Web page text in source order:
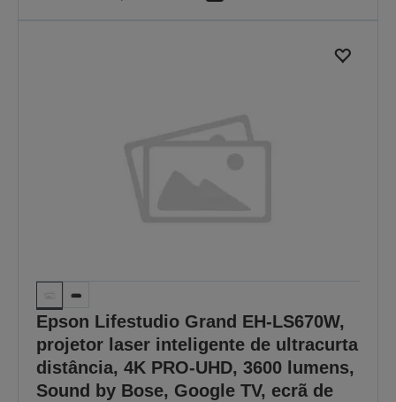
Epson Lifestudio Grand EH-LS670W,
projetor laser inteligente de ultracurta
distância, 4K PRO-UHD, 3600 lumens,
Sound by Bose, Google TV, ecrã de